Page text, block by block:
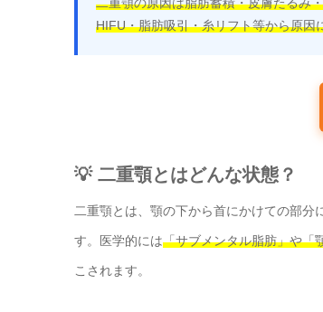
HIFU・脂肪吸引・糸リフト等から原因
💡 二重顎とはどんな状態？
二重顎とは、顎の下から首にかけての部
す。医学的には「サブメンタル脂肪」や「
こされます。